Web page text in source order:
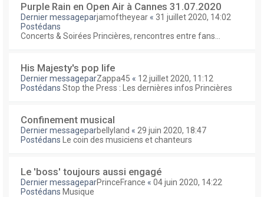
Purple Rain en Open Air à Cannes 31.07.2020
Dernier messageparjamoftheyear « 31 juillet 2020, 14:02
Postédans
Concerts & Soirées Princières, rencontres entre fans...
His Majesty's pop life
Dernier messageparZappa45 « 12 juillet 2020, 11:12
Postédans Stop the Press : Les dernières infos Princières
Confinement musical
Dernier messageparbellyland « 29 juin 2020, 18:47
Postédans
Le coin des musiciens et chanteurs
Le 'boss' toujours aussi engagé
Dernier messageparPrinceFrance « 04 juin 2020, 14:22
Postédans Musique